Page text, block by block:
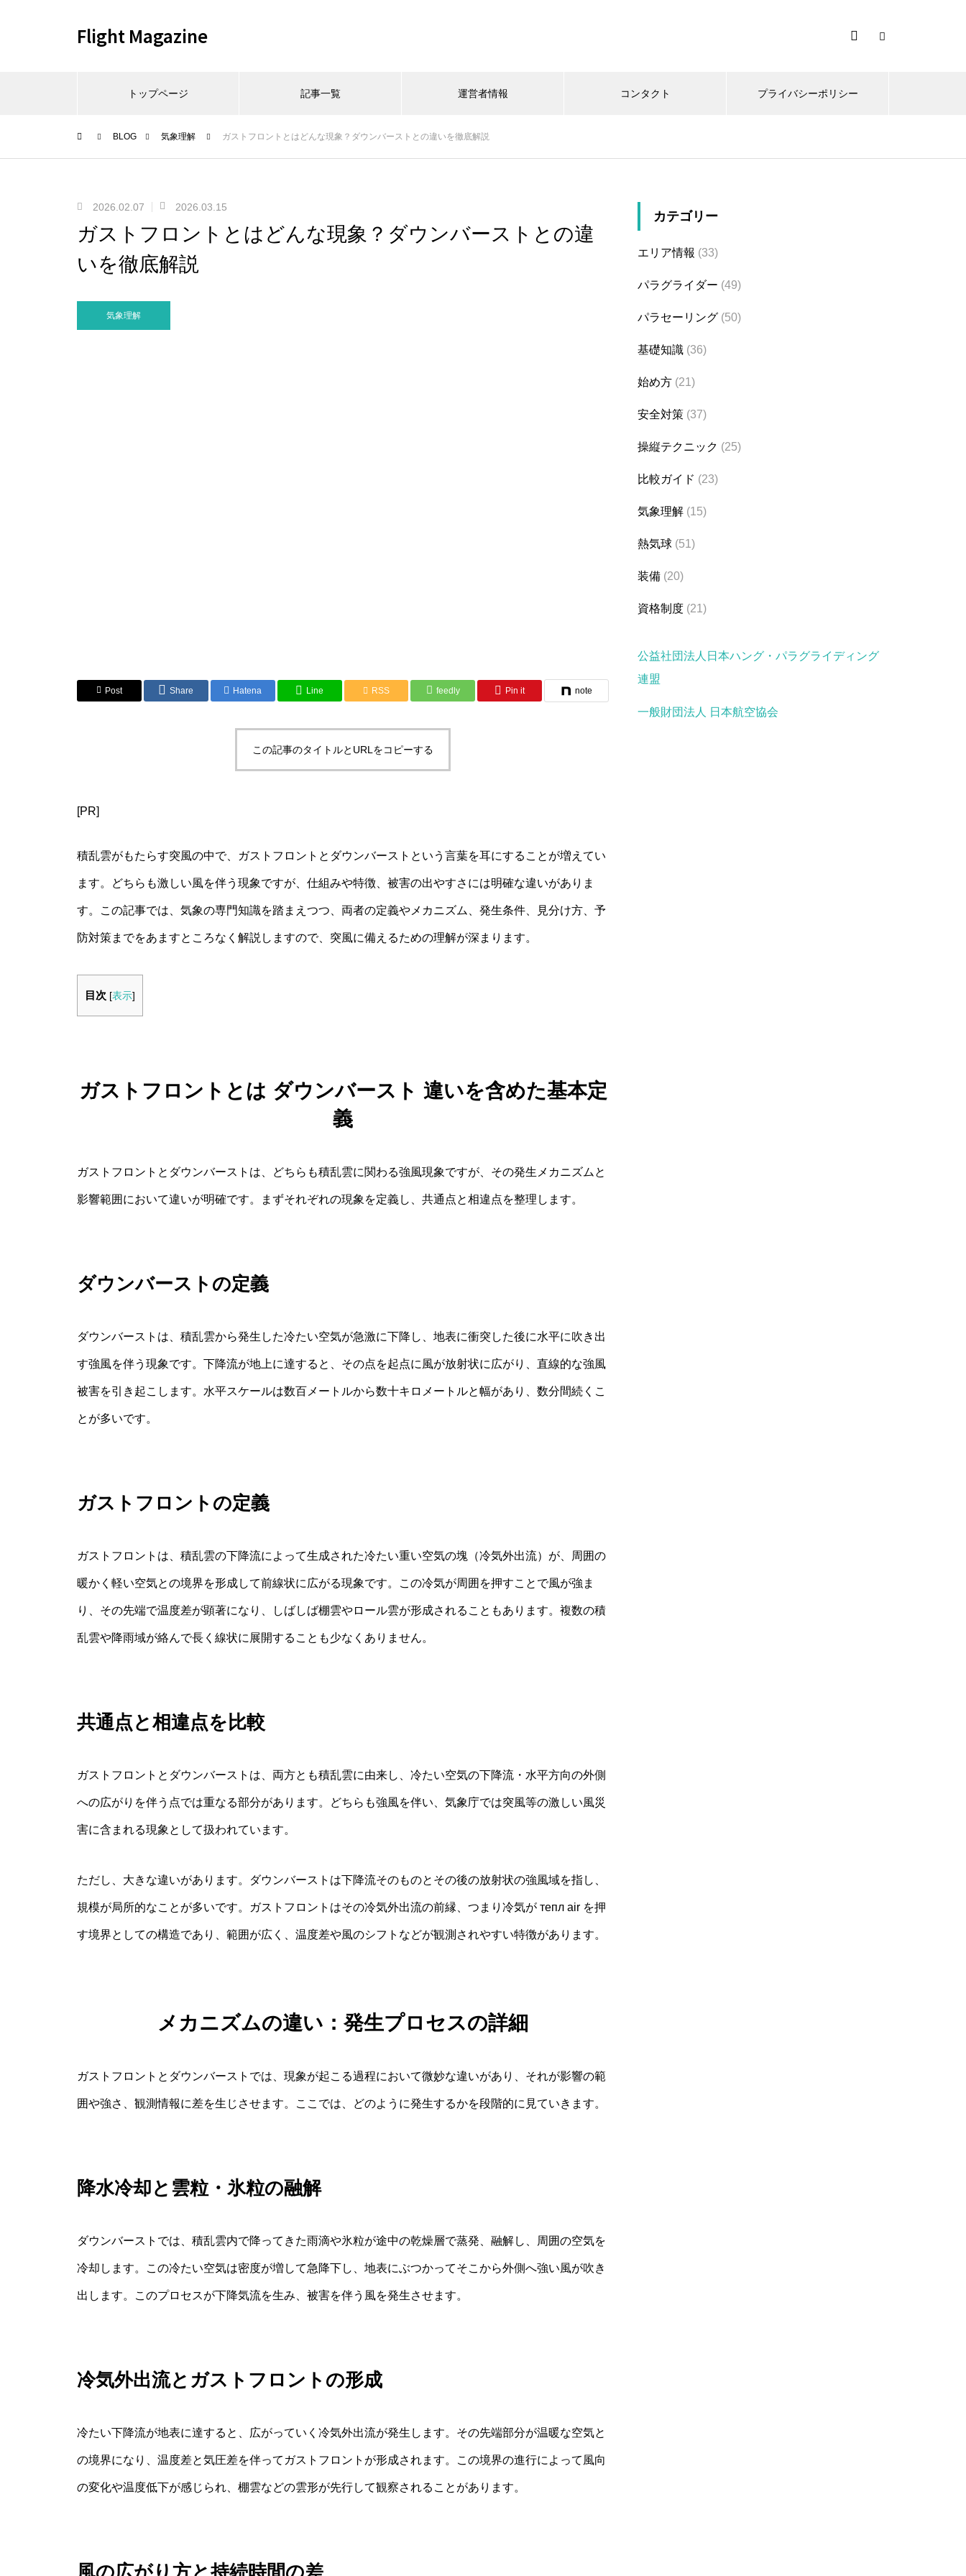
Flight Magazine
トップページ 記事一覧 運営者情報 コンタクト プライバシーポリシー
BLOG 気象理解 ガストフロントとはどんな現象？ダウンバーストとの違いを徹底解説
2026.02.07 2026.03.15
ガストフロントとはどんな現象？ダウンバーストとの違
いを徹底解説
気象理解
Post Share Hatena Line RSS feedly Pin it note
この記事のタイトルとURLをコピーする
[PR]
積乱雲がもたらす突風の中で、ガストフロントとダウンバーストという言葉を耳にすることが増えてい
ます。どちらも激しい風を伴う現象ですが、仕組みや特徴、被害の出やすさには明確な違いがありま
す。この記事では、気象の専門知識を踏まえつつ、両者の定義やメカニズム、発生条件、見分け方、予
防対策までをあますところなく解説しますので、突風に備えるための理解が深まります。
目次 [表示]
ガストフロントとは ダウンバースト 違いを含めた基本定
義
ガストフロントとダウンバーストは、どちらも積乱雲に関わる強風現象ですが、その発生メカニズムと
影響範囲において違いが明確です。まずそれぞれの現象を定義し、共通点と相違点を整理します。
ダウンバーストの定義
ダウンバーストは、積乱雲から発生した冷たい空気が急激に下降し、地表に衝突した後に水平に吹き出
す強風を伴う現象です。下降流が地上に達すると、その点を起点に風が放射状に広がり、直線的な強風
被害を引き起こします。水平スケールは数百メートルから数十キロメートルと幅があり、数分間続くこ
とが多いです。
ガストフロントの定義
ガストフロントは、積乱雲の下降流によって生成された冷たい重い空気の塊（冷気外出流）が、周囲の
暖かく軽い空気との境界を形成して前線状に広がる現象です。この冷気が周囲を押すことで風が強ま
り、その先端で温度差が顕著になり、しばしば棚雲やロール雲が形成されることもあります。複数の積
乱雲や降雨域が絡んで長く線状に展開することも少なくありません。
共通点と相違点を比較
ガストフロントとダウンバーストは、両方とも積乱雲に由来し、冷たい空気の下降流・水平方向の外側
への広がりを伴う点では重なる部分があります。どちらも強風を伴い、気象庁では突風等の激しい風災
害に含まれる現象として扱われています。
ただし、大きな違いがあります。ダウンバーストは下降流そのものとその後の放射状の強風域を指し、
規模が局所的なことが多いです。ガストフロントはその冷気外出流の前縁、つまり冷気が тепл air を押
す境界としての構造であり、範囲が広く、温度差や風のシフトなどが観測されやすい特徴があります。
メカニズムの違い：発生プロセスの詳細
ガストフロントとダウンバーストでは、現象が起こる過程において微妙な違いがあり、それが影響の範
囲や強さ、観測情報に差を生じさせます。ここでは、どのように発生するかを段階的に見ていきます。
降水冷却と雲粒・氷粒の融解
ダウンバーストでは、積乱雲内で降ってきた雨滴や氷粒が途中の乾燥層で蒸発、融解し、周囲の空気を
冷却します。この冷たい空気は密度が増して急降下し、地表にぶつかってそこから外側へ強い風が吹き
出します。このプロセスが下降気流を生み、被害を伴う風を発生させます。
冷気外出流とガストフロントの形成
冷たい下降流が地表に達すると、広がっていく冷気外出流が発生します。その先端部分が温暖な空気と
の境界になり、温度差と気圧差を伴ってガストフロントが形成されます。この境界の進行によって風向
の変化や温度低下が感じられ、棚雲などの雲形が先行して観察されることがあります。
風の広がり方と持続時間の差
カテゴリー
エリア情報 (33)
パラグライダー (49)
パラセーリング (50)
基礎知識 (36)
始め方 (21)
安全対策 (37)
操縦テクニック (25)
比較ガイド (23)
気象理解 (15)
熱気球 (51)
装備 (20)
資格制度 (21)
公益社団法人日本ハング・パラグライディング
連盟
一般財団法人 日本航空協会